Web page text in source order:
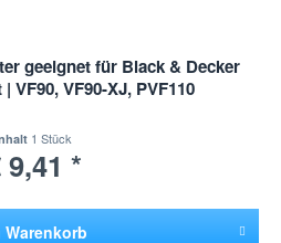
geeignet für Black & Decker
VF90, VF90-XJ, PVF110
1 Stück
9,41 *
Warenkorb